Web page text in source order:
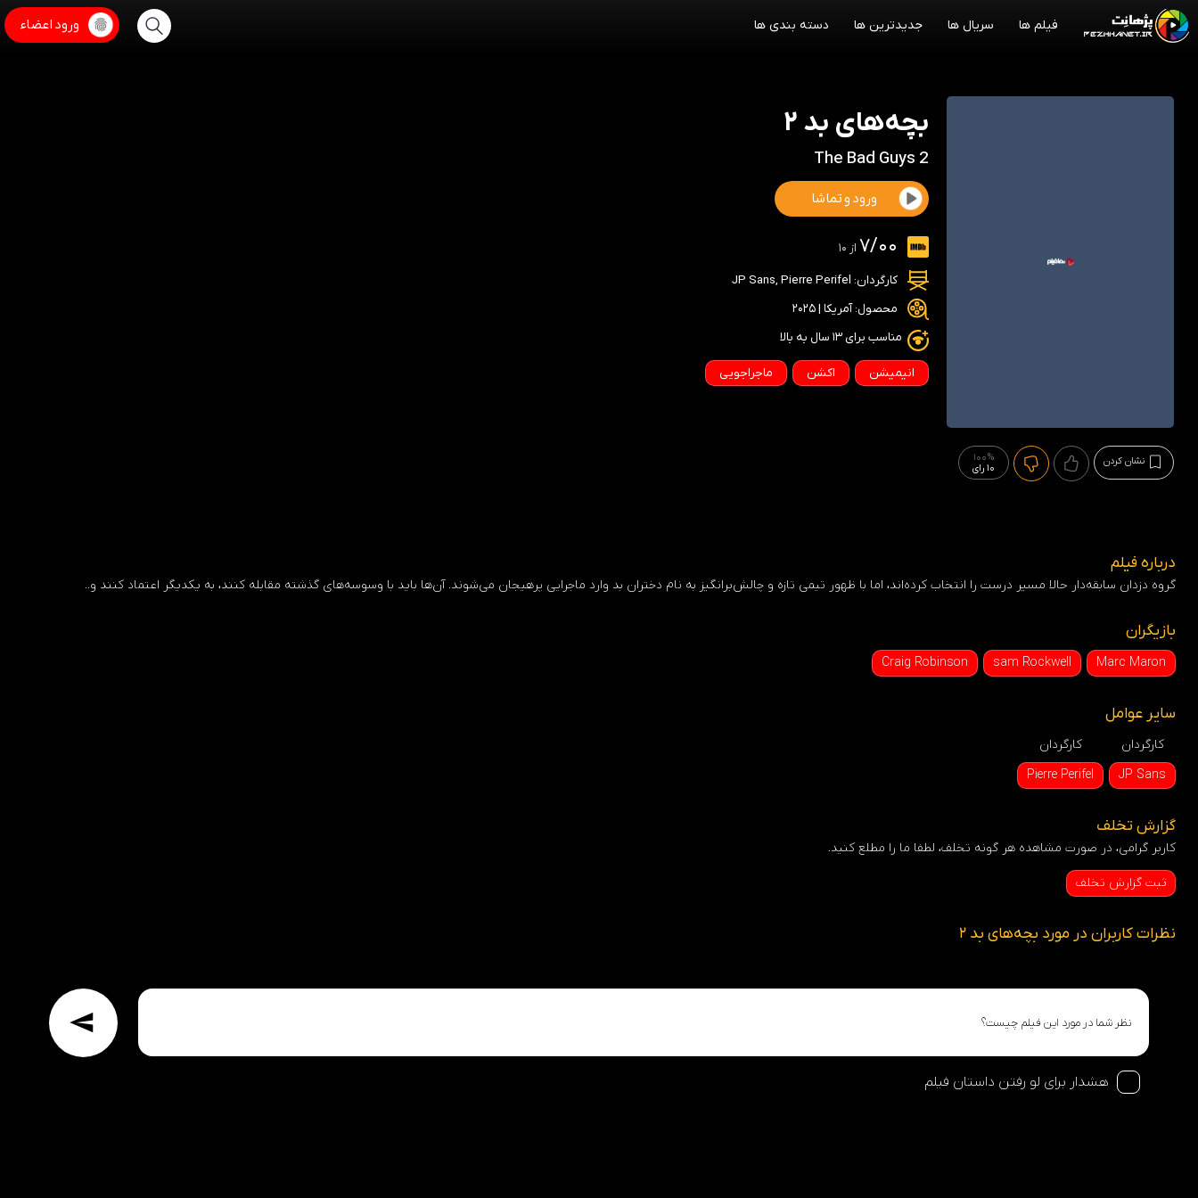
فیلم ها سریال ها جدیدترین ها دسته بندی ها ورود اعضاء
نشان کردن
100%
10 رای
بچه‌های بد 2
The Bad Guys 2
ورود و تماشا
7/00 از 10
کارگردان: JP Sans,Pierre Perifel
محصول: آمریکا | 2025
مناسب برای ۱۳ سال به بالا
انیمیشن اکشن ماجراجویی
درباره فیلم
گروه دزدان سابقه‌دار حالا مسیر درست را انتخاب کرده‌اند، اما با ظهور تیمی تازه و چالش‌برانگیز به نام دختران بد وارد ماجرایی پرهیجان می‌شوند. آن‌ها باید با وسوسه‌های گذشته مقابله کنند، به یکدیگر اعتماد کنند و..
بازیگران
Marc Maron
sam Rockwell
Craig Robinson
سایر عوامل
کارگردان
JP Sans
کارگردان
Pierre Perifel
گزارش تخلف
کاربر گرامی، در صورت مشاهده هر گونه تخلف، لطفا ما را مطلع کنید.
ثبت گزارش تخلف
نظرات کاربران در مورد بچه‌های بد 2
هشدار برای لو رفتن داستان فیلم